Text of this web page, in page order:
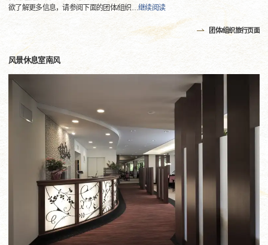
欲了解更多信息，请参阅下面的团体/组织…继续阅读
团体/组织旅行页面
风景休息室南风